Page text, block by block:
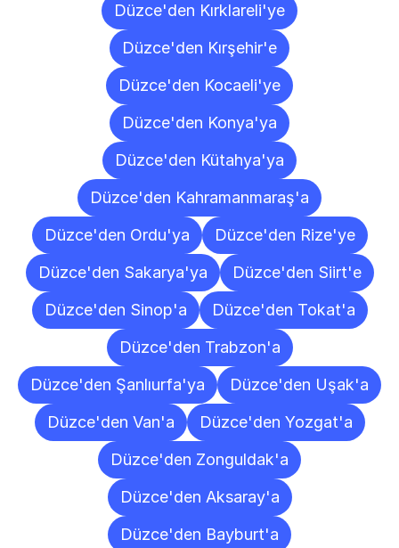
Düzce'den Kırklareli'ye
Düzce'den Kırşehir'e
Düzce'den Kocaeli'ye
Düzce'den Konya'ya
Düzce'den Kütahya'ya
Düzce'den Kahramanmaraş'a
Düzce'den Ordu'ya
Düzce'den Rize'ye
Düzce'den Sakarya'ya
Düzce'den Siirt'e
Düzce'den Sinop'a
Düzce'den Tokat'a
Düzce'den Trabzon'a
Düzce'den Şanlıurfa'ya
Düzce'den Uşak'a
Düzce'den Van'a
Düzce'den Yozgat'a
Düzce'den Zonguldak'a
Düzce'den Aksaray'a
Düzce'den Bayburt'a